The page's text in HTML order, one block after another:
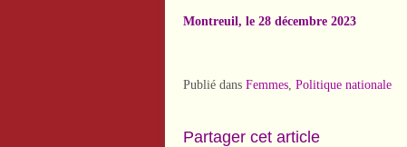
Montreuil, le 28 décembre 2023
Publié dans Femmes, Politique nationale
Partager cet article